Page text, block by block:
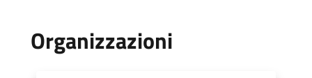
Organizzazioni